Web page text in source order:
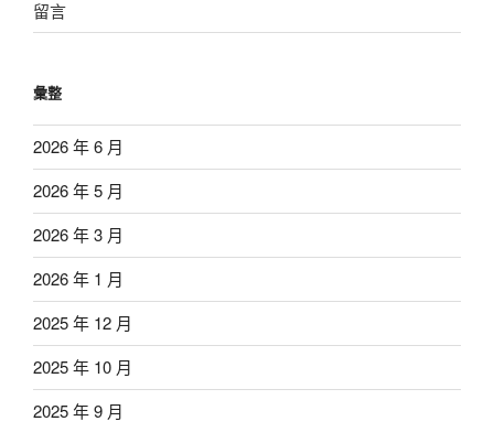
留言
彙整
2026 年 6 月
2026 年 5 月
2026 年 3 月
2026 年 1 月
2025 年 12 月
2025 年 10 月
2025 年 9 月